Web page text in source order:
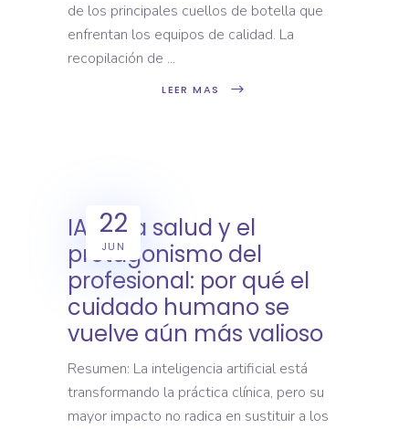
de los principales cuellos de botella que
enfrentan los equipos de calidad. La
recopilación de
LEER MAS
22
JUN
IA en la salud y el
protagonismo del
profesional: por qué el
cuidado humano se
vuelve aún más valioso
Resumen: La inteligencia artificial está
transformando la práctica clínica, pero su
mayor impacto no radica en sustituir a los